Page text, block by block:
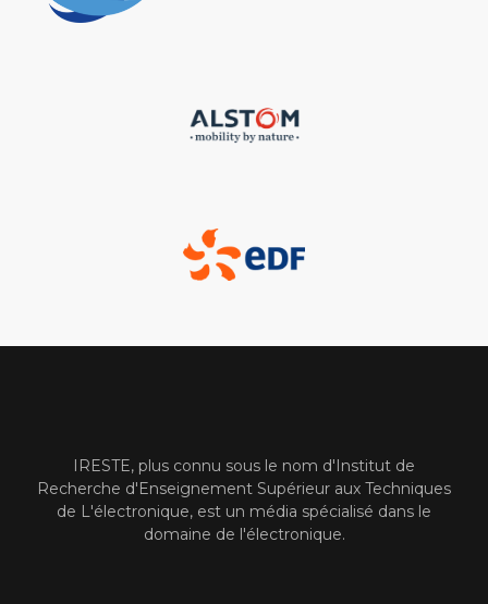
IRESTE, plus connu sous le nom d'Institut de
Recherche d'Enseignement Supérieur aux Techniques
de L'électronique, est un média spécialisé dans le
domaine de l'électronique.